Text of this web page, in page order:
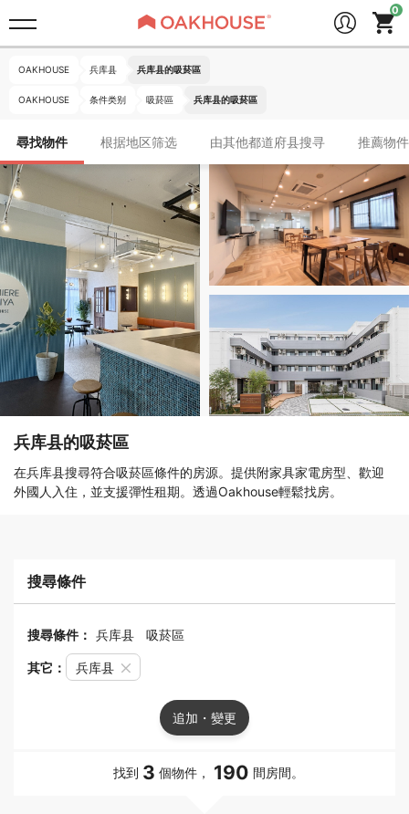
OAKHOUSE 兵库县 兵库县的吸菸區
OAKHOUSE 条件类别 吸菸區 兵库县的吸菸區
尋找物件 根据地区筛选 由其他都道府县搜寻 推薦物件
兵库县的吸菸區
在兵库县搜尋符合吸菸區條件的房源。提供附家具家電房型、歡迎
外國人入住，並支援彈性租期。透過Oakhouse輕鬆找房。
搜尋條件
搜尋條件： 兵库县 吸菸區
其它： 兵库县
追加・變更
找到 3 個物件， 190 間房間。